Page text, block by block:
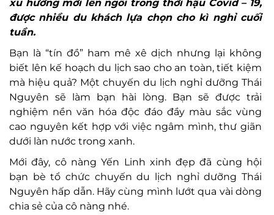
xu hướng mới lên ngôi trong thời hậu Covid – 19,
được nhiều du khách lựa chọn cho kì nghỉ cuối
tuần.
Bạn là “tín đồ” ham mê xê dịch nhưng lại không
biết lên kế hoạch du lịch sao cho an toàn, tiết kiệm
mà hiệu quả? Một chuyến du lịch nghỉ dưỡng Thái
Nguyên sẽ làm bạn hài lòng. Bạn sẽ được trải
nghiệm nền văn hóa độc đáo đầy màu sắc vùng
cao nguyên kết hợp với việc ngâm mình, thư giãn
dưới làn nước trong xanh.
Mới đây, cô nàng Yến Linh xinh đẹp đã cùng hội
bạn bè tổ chức chuyến du lịch nghỉ dưỡng Thái
Nguyên hấp dẫn. Hãy cùng mình lướt qua vài dòng
chia sẻ của cô nàng nhé.